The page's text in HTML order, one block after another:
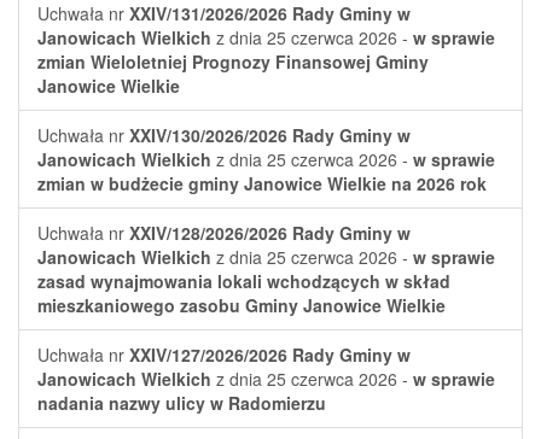
Uchwała nr XXIV/131/2026/2026 Rady Gminy w
Janowicach Wielkich z dnia 25 czerwca 2026 - w sprawie
zmian Wieloletniej Prognozy Finansowej Gminy
Janowice Wielkie
Uchwała nr XXIV/130/2026/2026 Rady Gminy w
Janowicach Wielkich z dnia 25 czerwca 2026 - w sprawie
zmian w budżecie gminy Janowice Wielkie na 2026 rok
Uchwała nr XXIV/128/2026/2026 Rady Gminy w
Janowicach Wielkich z dnia 25 czerwca 2026 - w sprawie
zasad wynajmowania lokali wchodzących w skład
mieszkaniowego zasobu Gminy Janowice Wielkie
Uchwała nr XXIV/127/2026/2026 Rady Gminy w
Janowicach Wielkich z dnia 25 czerwca 2026 - w sprawie
nadania nazwy ulicy w Radomierzu